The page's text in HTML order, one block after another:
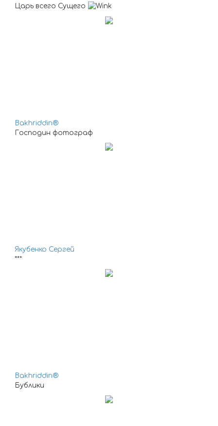
Царь всего Сущего
Bakhriddin®
Господин фотограф
Якубенко Сергей
***
Bakhriddin®
Бублики